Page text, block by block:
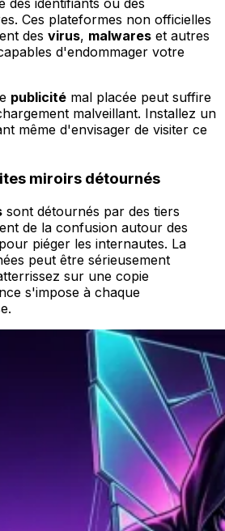
des identifiants ou des
Ces plateformes non officielles
des virus, malwares et autres
d'endommager votre
publicité mal placée peut suffire
malveillant. Installez un
même d'envisager de visiter ce
miroirs détournés
sont détournés par des tiers
de la confusion autour des
pour piéger les internautes. La
peut être sérieusement
sur une copie
s'impose à chaque